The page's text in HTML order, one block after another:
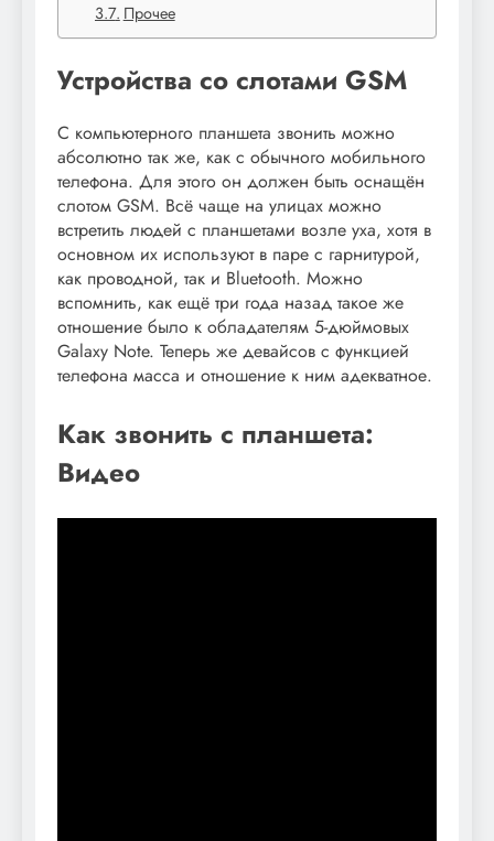
Прочее
Устройства со слотами GSM
C компьютерного планшета звонить можно
абсолютно так же, как с обычного мобильного
телефона. Для этого он должен быть оснащён
слотом GSM. Всё чаще на улицах можно
встретить людей с планшетами возле уха, хотя в
основном их используют в паре с гарнитурой,
как проводной, так и Bluetooth. Можно
вспомнить, как ещё три года назад такое же
отношение было к обладателям 5-дюймовых
Galaxy Note. Теперь же девайсов с функцией
телефона масса и отношение к ним адекватное.
Как звонить с планшета:
Видео